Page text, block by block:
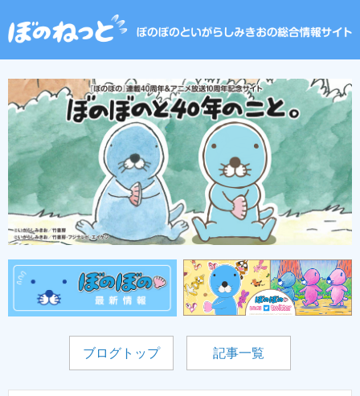
ブログトップ 記事一覧